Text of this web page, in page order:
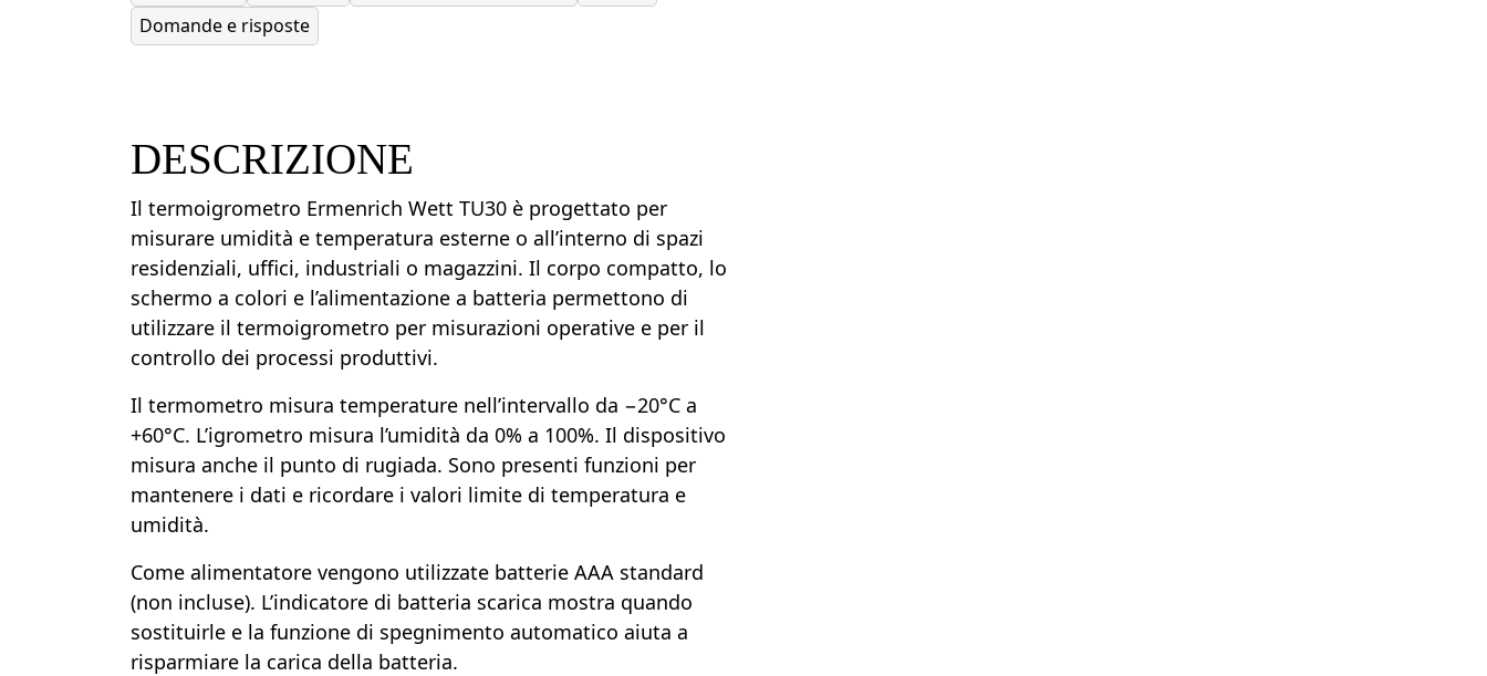
Domande e risposte
DESCRIZIONE
Il termoigrometro Ermenrich Wett TU30 è progettato per
misurare umidità e temperatura esterne o all’interno di spazi
residenziali, uffici, industriali o magazzini. Il corpo compatto, lo
schermo a colori e l’alimentazione a batteria permettono di
utilizzare il termoigrometro per misurazioni operative e per il
controllo dei processi produttivi.
Il termometro misura temperature nell’intervallo da −20°C a
+60°C. L’igrometro misura l’umidità da 0% a 100%. Il dispositivo
misura anche il punto di rugiada. Sono presenti funzioni per
mantenere i dati e ricordare i valori limite di temperatura e
umidità.
Come alimentatore vengono utilizzate batterie AAA standard
(non incluse). L’indicatore di batteria scarica mostra quando
sostituirle e la funzione di spegnimento automatico aiuta a
risparmiare la carica della batteria.